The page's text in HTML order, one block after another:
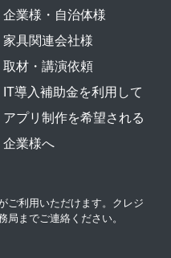
企業様・自治体様
家具関連会社様
取材・講演依頼
IT導入補助金を利用して
アプリ制作を希望される
企業様へ
ご利用いただけます。クレジ
局までご連絡ください。